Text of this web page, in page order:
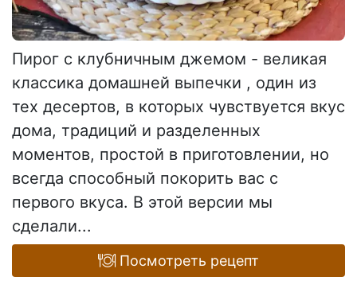
Пирог с клубничным джемом - великая
классика домашней выпечки , один из
тех десертов, в которых чувствуется вкус
дома, традиций и разделенных
моментов, простой в приготовлении, но
всегда способный покорить вас с
первого вкуса. В этой версии мы
сделали...
Посмотреть рецепт